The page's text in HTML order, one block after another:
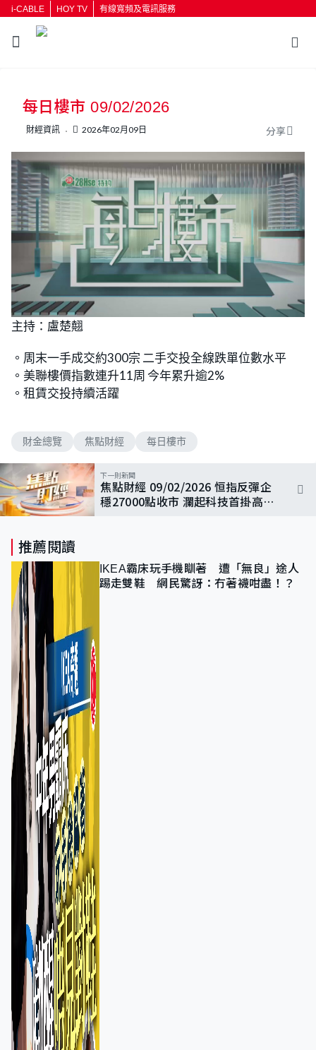
i-CABLE HOY TV 有線寬頻及電訊服務
每日樓市 09/02/2026
財經資訊 2026年02月09日 分享
主持：盧楚翹
。周末一手成交約300宗 二手交投全線跌單位數水平
。美聯樓價指數連升11周 今年累升逾2%
。租賃交投持續活躍
財金總覽 焦點財經 每日樓市
下一則新聞
焦點財經 09/02/2026 恒指反彈企
穩27000點收市 瀾起科技首掛高收
推薦閱讀
IKEA霸床玩手機瞓著 遭「無良」途人
踢走雙鞋 網民驚訝：冇著襪咁盡！？